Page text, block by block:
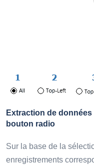
Extraction de
bouton radio
Sur la base de la
enregistrements